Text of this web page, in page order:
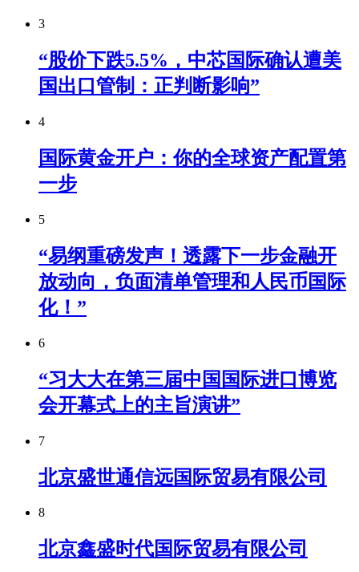
3
“股价下跌5.5%，中芯国际确认遭美
国出口管制：正判断影响”
4
国际黄金开户：你的全球资产配置第
一步
5
“易纲重磅发声！透露下一步金融开
放动向，负面清单管理和人民币国际
化！”
6
“习大大在第三届中国国际进口博览
会开幕式上的主旨演讲”
7
北京盛世通信远国际贸易有限公司
8
北京鑫盛时代国际贸易有限公司